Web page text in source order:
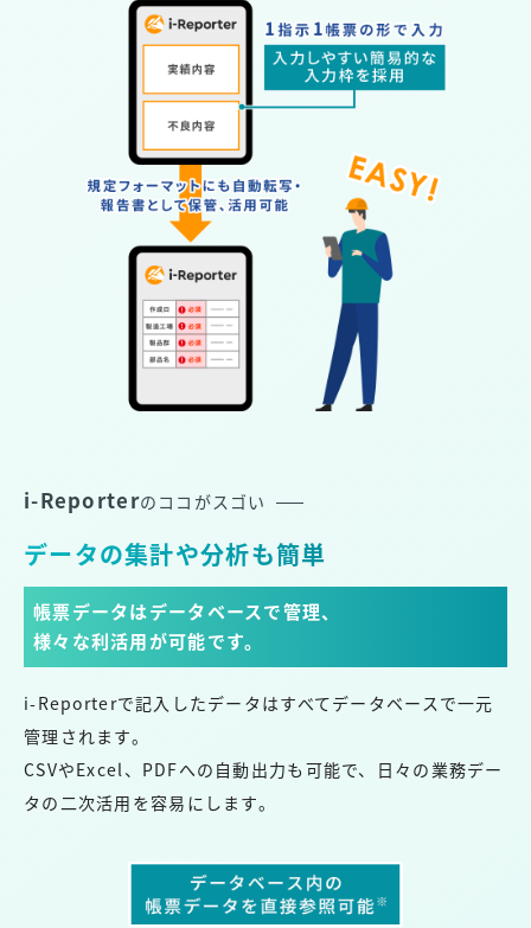
i-Reporterのココがスゴい
データの集計や分析も簡単
帳票データはデータベースで管理、
様々な利活用が可能です。
i-Reporterで記入したデータはすべてデータベースで一元
管理されます。
CSVやExcel、PDFへの自動出力も可能で、日々の業務デー
タの二次活用を容易にします。